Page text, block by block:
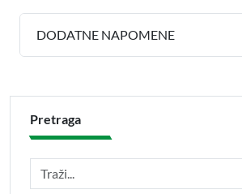
DODATNE NAPOMENE
Pretraga